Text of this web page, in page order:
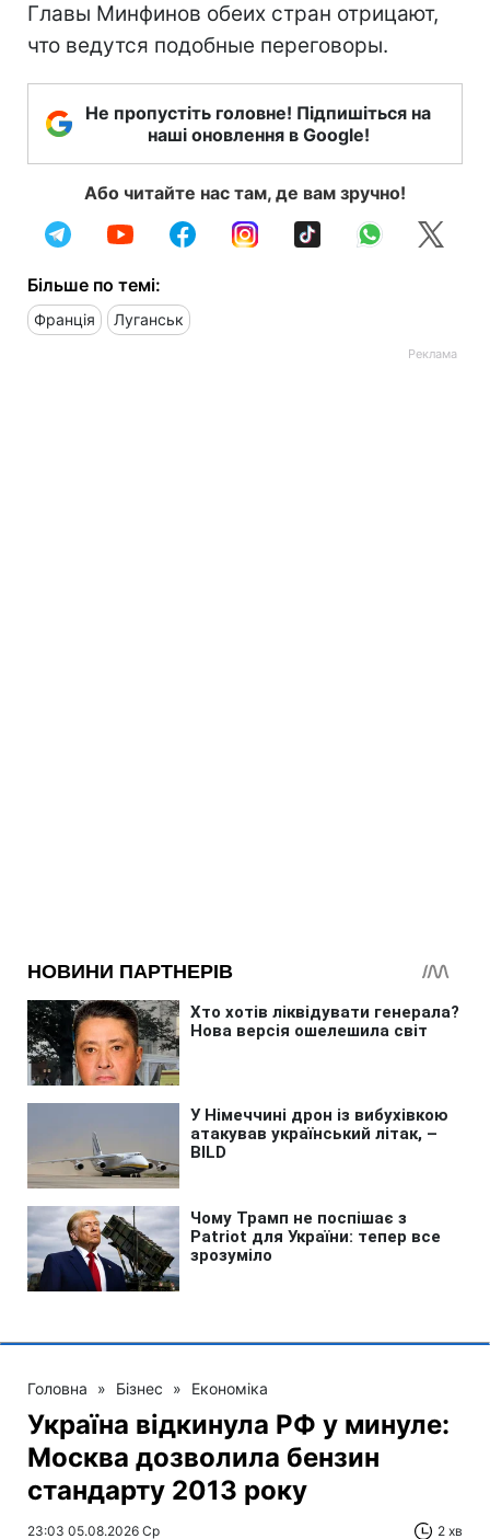
Главы Минфинов обеих стран отрицают,
что ведутся подобные переговоры.
Не пропустіть головне! Підпишіться на
наші оновлення в Google!
Або читайте нас там, де вам зручно!
Більше по темі:
Франція Луганськ
Головна » Бізнес » Економіка
Україна відкинула РФ у минуле:
Москва дозволила бензин
стандарту 2013 року
23:03 05.08.2026 Ср 2 хв